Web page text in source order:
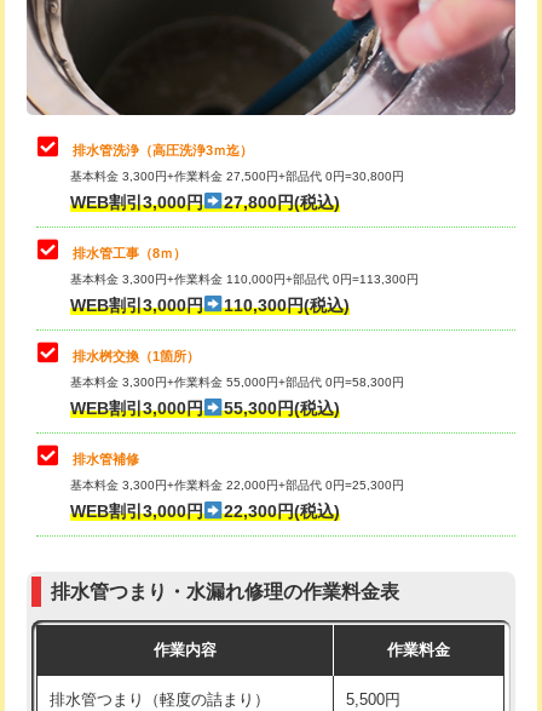
排水管工事（土の掘削・埋め戻し作
業）
11,000円~
排水管工事（排水管工事/3ｍまで） 55,000円
排水管工事（追加 排水管工事/3ｍ超
え）
マス交換（土の掘削・埋め戻し作業）
マス交換（深さ50㎝未満）
マス交換（深さ50㎝以上） 66,000円
コンクリート斫り（厚さ10㎝まで）
コンクリート斫り（厚さ10㎝超え）
モルタル補修（厚さ10㎝まで）
モルタル補修（厚さ10㎝超え）
追加人工 16,500円
現場見積
止水・漏水調査・防水処理・清掃・修
理・調整・分解・加工など（軽作業）
11,000円
止水・漏水調査・防水処理・清掃・修
理・調整・分解・加工など（中作業）
22,000円
止水・漏水調査・防水処理・清掃・修
理・調整・分解・加工など（重作業）
33,000円
その他部品の脱着
交換・取付（タンク） 22,000円+材料費
交換・取付(単水栓（壁付・デッキ
式）)
交換・取付(混合水栓（壁付・デッキ
式・ワンホール）)
16,500円+材料費
交換・取付(排水栓・排水トラップ
交換・取付（その他部品） 11,000円+材料費
持込商品取付（単水栓） 13,200円
持込商品取付（混合水栓） 16,500円
排水管洗浄（高圧洗浄3ｍ迄）
基本料金 3,300円+作業料金 27,500円+部品代 0円=30,800円
WEB割引3,000円 27,800円(税込)
排水管工事（8ｍ）
基本料金 3,300円+作業料金 110,000円+部品代 0円=113,300円
WEB割引3,000円 110,300円(税込)
排水桝交換（1箇所）
基本料金 3,300円+作業料金 55,000円+部品代 0円=58,300円
WEB割引3,000円 55,300円(税込)
排水管補修
基本料金 3,300円+作業料金 22,000円+部品代 0円=25,300円
WEB割引3,000円 22,300円(税込)
排水管つまり・水漏れ修理の作業料金表
作業内容 作業料金
排水管つまり（軽度の詰まり） 5,500円